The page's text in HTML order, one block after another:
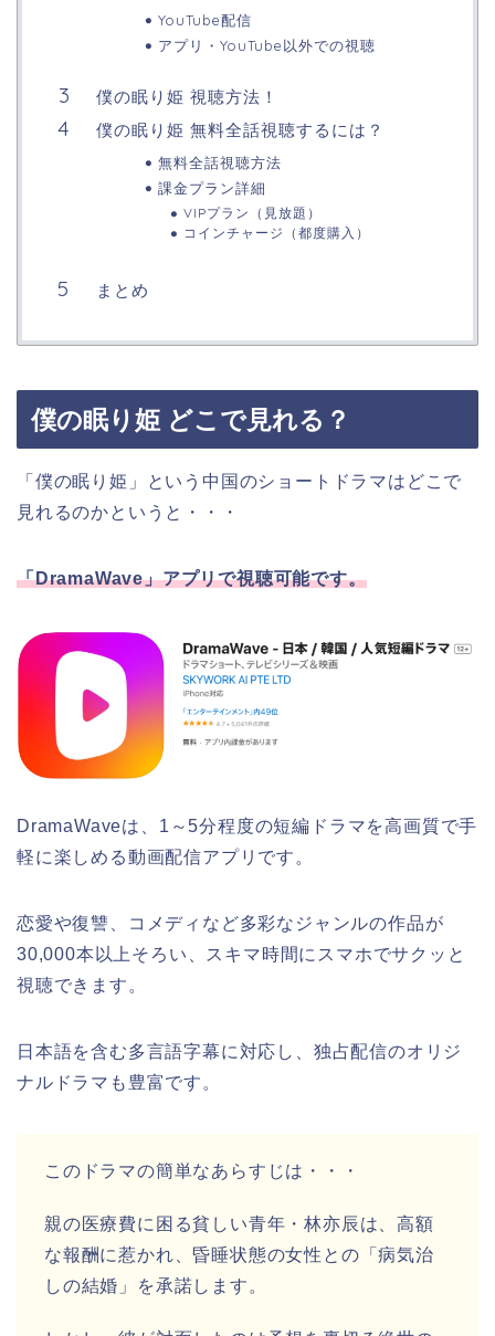
YouTube配信
アプリ・YouTube以外での視聴
僕の眠り姫 視聴方法！
僕の眠り姫 無料全話視聴するには？
無料全話視聴方法
課金プラン詳細
VIPプラン（見放題）
コインチャージ（都度購入）
まとめ
僕の眠り姫 どこで見れる？
「僕の眠り姫」という中国のショートドラマはどこで
見れるのかというと・・・
「DramaWave」アプリで視聴可能です。
DramaWaveは、1～5分程度の短編ドラマを高画質で手
軽に楽しめる動画配信アプリです。
恋愛や復讐、コメディなど多彩なジャンルの作品が
30,000本以上そろい、スキマ時間にスマホでサクッと
視聴できます。
日本語を含む多言語字幕に対応し、独占配信のオリジ
ナルドラマも豊富です。
このドラマの簡単なあらすじは・・・
親の医療費に困る貧しい青年・林亦辰は、高額
な報酬に惹かれ、昏睡状態の女性との「病気治
しの結婚」を承諾します。